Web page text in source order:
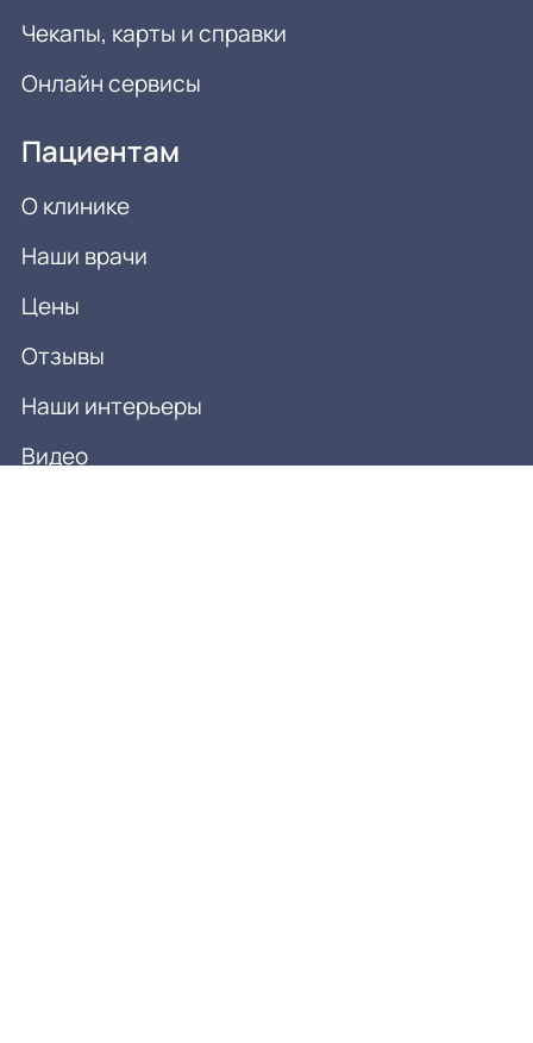
Чекапы, карты и справки
Онлайн сервисы
Пациентам
О клинике
Наши врачи
Цены
Отзывы
Наши интерьеры
Видео